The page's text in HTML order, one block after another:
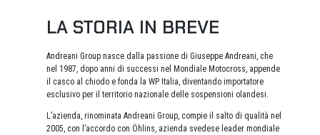
LA STORIA IN BREVE
Andreani Group nasce dalla passione di Giuseppe Andreani, che
nel 1987, dopo anni di successi nel Mondiale Motocross, appende
il casco al chiodo e fonda la WP Italia, diventando importatore
esclusivo per il territorio nazionale delle sospensioni olandesi.
L’azienda, rinominata Andreani Group, compie il salto di qualità nel
2005, con l’accordo con Öhlins, azienda svedese leader mondiale